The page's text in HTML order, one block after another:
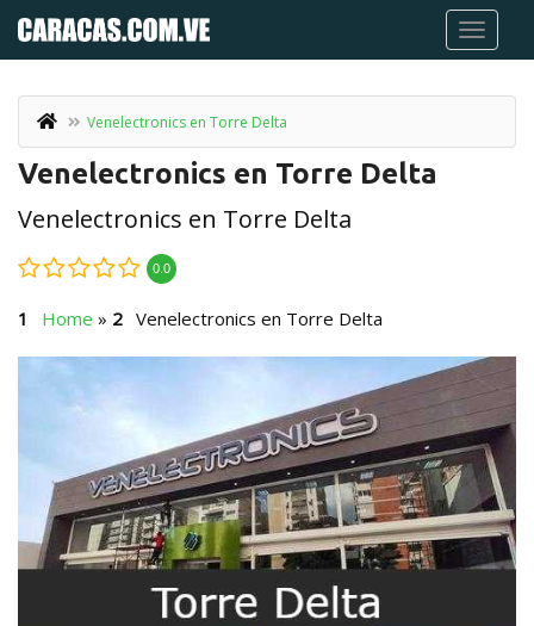
Venelectronics en Torre Delta
Venelectronics en Torre Delta
Venelectronics en Torre Delta
0.0
Home » Venelectronics en Torre Delta